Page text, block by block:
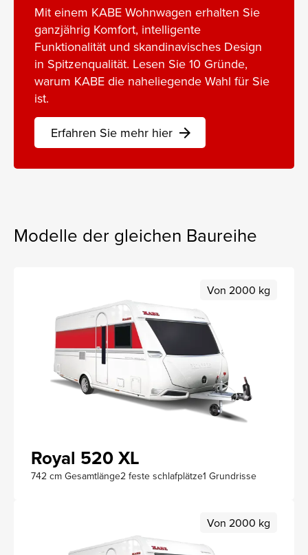
Mit einem KABE Wohnwagen erhalten Sie
ganzjährig Komfort, intelligente
Funktionalität und skandinavisches Design
in Spitzenqualität. Lesen Sie 10 Gründe,
warum KABE die naheliegende Wahl für Sie
ist.
Erfahren Sie mehr hier arrow_forward
Modelle der gleichen Baureihe
Von 2000 kg
Royal 520 XL
742 cm Gesamtlänge2 feste schlafplätze1 Grundrisse
Von 2000 kg